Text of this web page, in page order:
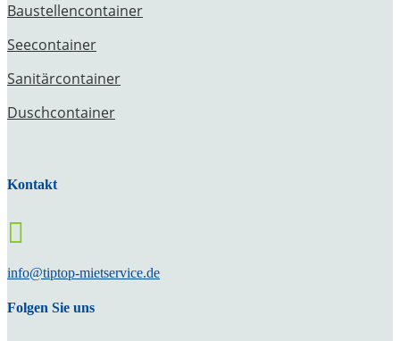
Baustellencontainer
Seecontainer
Sanitärcontainer
Duschcontainer
Kontakt

info@tiptop-mietservice.de
Folgen Sie uns